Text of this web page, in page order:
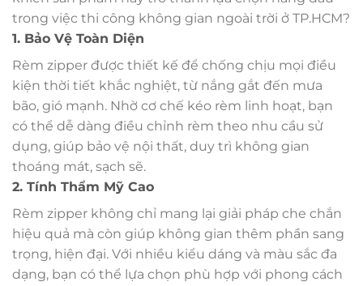
trong việc thi công không gian ngoài trời ở TP.HCM?
1. Bảo Vệ Toàn Diện
Rèm zipper được thiết kế để chống chịu mọi điều
kiện thời tiết khắc nghiệt, từ nắng gắt đến mưa
bão, gió mạnh. Nhờ cơ chế kéo rèm linh hoạt, bạn
có thể dễ dàng điều chỉnh rèm theo nhu cầu sử
dụng, giúp bảo vệ nội thất, duy trì không gian
thoáng mát, sạch sẽ.
2. Tính Thẩm Mỹ Cao
Rèm zipper không chỉ mang lại giải pháp che chắn
hiệu quả mà còn giúp không gian thêm phần sang
trọng, hiện đại. Với nhiều kiểu dáng và màu sắc đa
dạng, bạn có thể lựa chọn phù hợp với phong cách